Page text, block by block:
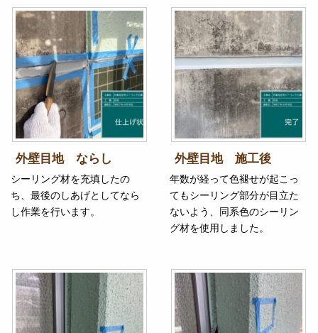
外壁目地 ならし
シーリング材を充填したの
ち、最後のしあげとしてなら
し作業を行います。
外壁目地 施工後
年数が経って色褪せが起こっ
てもシーリング部分が目立た
ないよう、同系色のシーリン
グ材を使用しました。